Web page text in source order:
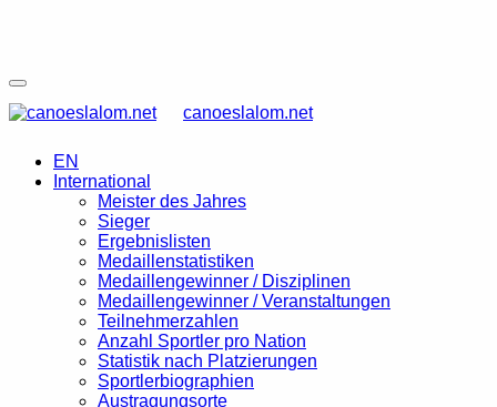
canoeslalom.net
EN
International
Meister des Jahres
Sieger
Ergebnislisten
Medaillenstatistiken
Medaillengewinner / Disziplinen
Medaillengewinner / Veranstaltungen
Teilnehmerzahlen
Anzahl Sportler pro Nation
Statistik nach Platzierungen
Sportlerbiographien
Austragungsorte